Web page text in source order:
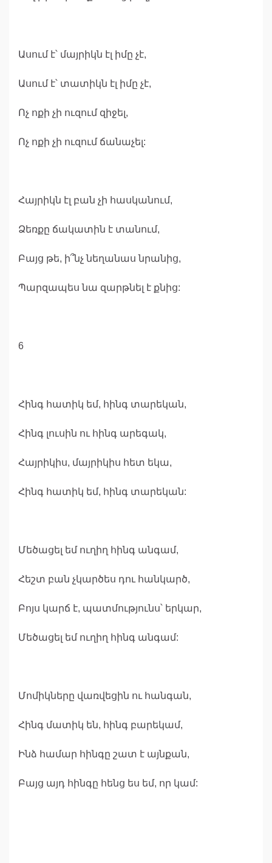
Ասում է՝ մայրիկն էլ իմը չէ,
Ասում է՝ տատիկն էլ իմը չէ,
Ոչ ոքի չի ուզում զիջել,
Ոչ ոքի չի ուզում ճանաչել:
Հայրիկն էլ բան չի հասկանում,
Ձեռքը ճակատին է տանում,
Բայց թե, ի՞նչ նեղանաս նրանից,
Պարզապես նա զարթնել է քնից:
6
Հինգ հատիկ եմ, հինգ տարեկան,
Հինգ լուսին ու հինգ արեգակ,
Հայրիկիս, մայրիկիս հետ եկա,
Հինգ հատիկ եմ, հինգ տարեկան:
Մեծացել եմ ուղիղ հինգ անգամ,
Հեշտ բան չկարծես դու հանկարծ,
Բոյս կարճ է, պատմությունս՝ երկար,
Մեծացել եմ ուղիղ հինգ անգամ:
Մոմիկները վառվեցին ու հանգան,
Հինգ մատիկ են, հինգ բարեկամ,
Ինձ համար հինգը շատ է այնքան,
Բայց այդ հինգը հենց ես եմ, որ կամ: